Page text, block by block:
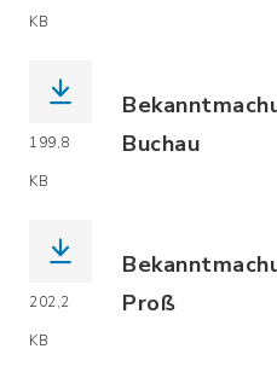
KB
199,8
KB
Buchau
202,2
KB
Proß